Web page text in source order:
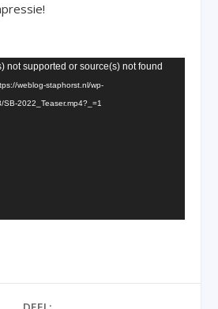
not supported or source(s) not found
weblog-staphorst.nl/wp-
2022_Teaser.mp4?_=1